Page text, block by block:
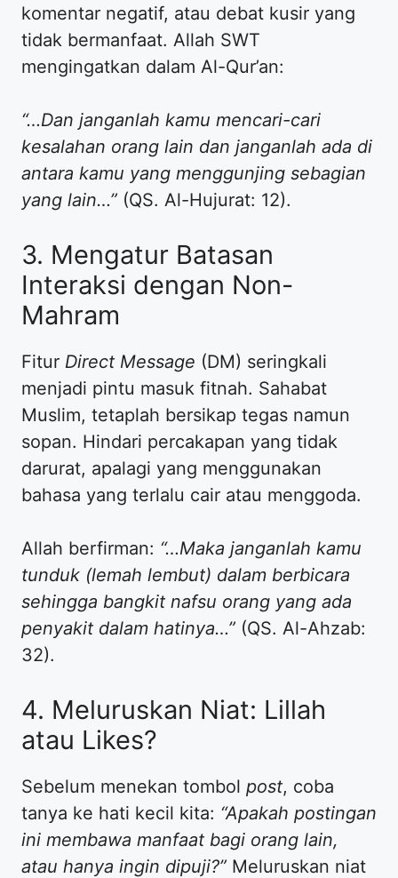
komentar negatif, atau debat kusir yang
tidak bermanfaat. Allah SWT
mengingatkan dalam Al-Qur’an:
“…Dan janganlah kamu mencari-cari
kesalahan orang lain dan janganlah ada di
antara kamu yang menggunjing sebagian
yang lain…” (QS. Al-Hujurat: 12).
​3. Mengatur Batasan
Interaksi dengan Non-
Mahram
​Fitur Direct Message (DM) seringkali
menjadi pintu masuk fitnah. Sahabat
Muslim, tetaplah bersikap tegas namun
sopan. Hindari percakapan yang tidak
darurat, apalagi yang menggunakan
bahasa yang terlalu cair atau menggoda.
​Allah berfirman: “…Maka janganlah kamu
tunduk (lemah lembut) dalam berbicara
sehingga bangkit nafsu orang yang ada
penyakit dalam hatinya…” (QS. Al-Ahzab:
32).
​4. Meluruskan Niat: Lillah
atau Likes?
​Sebelum menekan tombol post, coba
tanya ke hati kecil kita: “Apakah postingan
ini membawa manfaat bagi orang lain,
atau hanya ingin dipuji?” Meluruskan niat